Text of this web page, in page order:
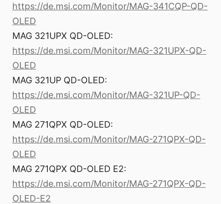
https://de.msi.com/Monitor/MAG-341CQP-QD-
OLED
MAG 321UPX QD-OLED:
https://de.msi.com/Monitor/MAG-321UPX-QD-
OLED
MAG 321UP QD-OLED:
https://de.msi.com/Monitor/MAG-321UP-QD-
OLED
MAG 271QPX QD-OLED:
https://de.msi.com/Monitor/MAG-271QPX-QD-
OLED
MAG 271QPX QD-OLED E2:
https://de.msi.com/Monitor/MAG-271QPX-QD-
OLED-E2